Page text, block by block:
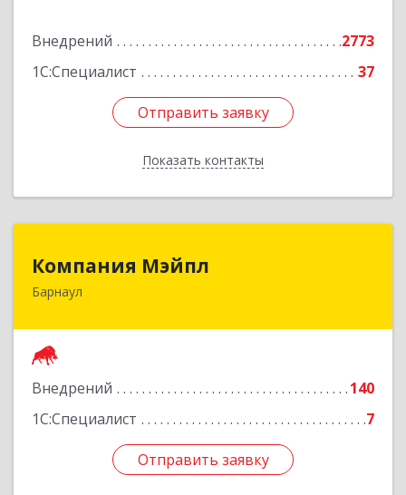
Внедрений
2773
1С:Специалист
37
Отправить заявку
Показать контакты
Отправить заявку
Назад
Компания Мэйпл
Барнаул
Внедрений
140
1С:Специалист
7
Отправить заявку
Отправить заявку